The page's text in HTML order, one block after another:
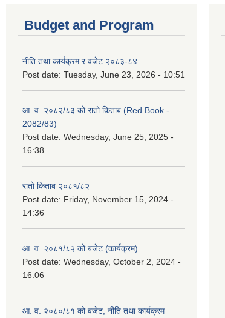
Budget and Program
नीति तथा कार्यक्रम र वजेट २०८३-८४
Post date: Tuesday, June 23, 2026 - 10:51
आ. व. २०८२/८३ को रातो किताब (Red Book -
2082/83)
Post date: Wednesday, June 25, 2025 -
16:38
रातो किताब २०८१/८२
Post date: Friday, November 15, 2024 -
14:36
आ. व. २०८१/८२ को बजेट (कार्यक्रम)
Post date: Wednesday, October 2, 2024 -
16:06
आ. व. २०८०/८१ को बजेट, नीति तथा कार्यक्रम